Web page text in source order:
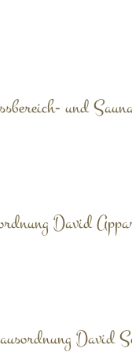
und
David
David